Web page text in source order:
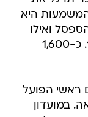
היא
ואילו
וויליאם סוארס ומהראן ראדי יהיו ב-11. כ-1,600
ראשי הפועל
במועדון